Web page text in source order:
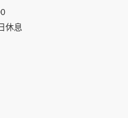
休息